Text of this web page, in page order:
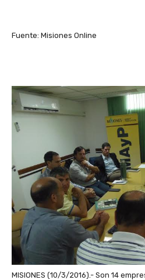
Fuente: Misiones Online
MISIONES (10/3/2016).- Son 14